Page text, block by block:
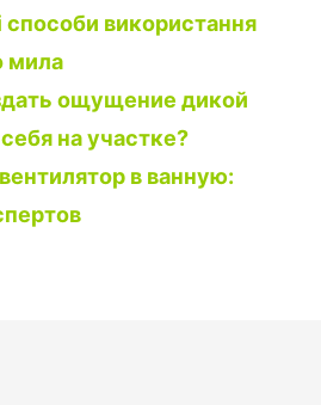
способи використання
мила
ощущение дикой
на участке?
в ванную: